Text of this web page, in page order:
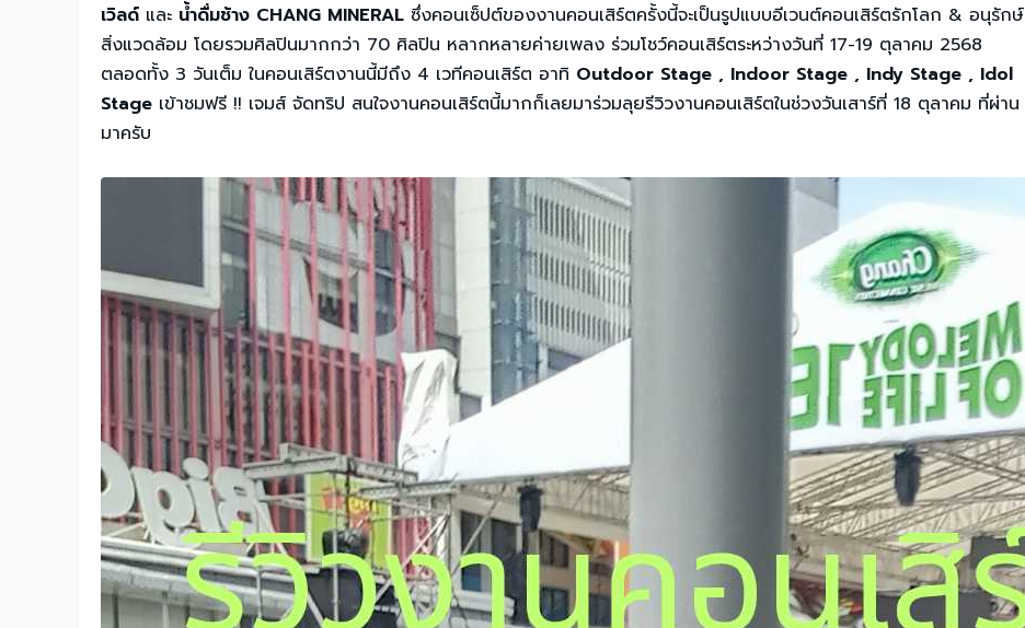
เวิลด์ และ น้ำดื่มช้าง CHANG MINERAL ซึ่งคอนเซ็ปต์ของงานคอนเสิร์ตครั้งนี้จะเป็นรูปแบบอีเวนต์คอนเสิร์ตรักโลก & อนุรักษ์
สิ่งแวดล้อม โดยรวมศิลปินมากกว่า 70 ศิลปิน หลากหลายค่ายเพลง ร่วมโชว์คอนเสิร์ตระหว่างวันที่ 17-19 ตุลาคม 2568
ตลอดทั้ง 3 วันเต็ม ในคอนเสิร์ตงานนี้มีถึง 4 เวทีคอนเสิร์ต อาทิ Outdoor Stage , Indoor Stage , Indy Stage , Idol
Stage เข้าชมฟรี !! เจมส์ จัดทริป สนใจงานคอนเสิร์ตนี้มากก็เลยมาร่วมลุยรีวิวงานคอนเสิร์ตในช่วงวันเสาร์ที่ 18 ตุลาคม ที่ผ่าน
มาครับ